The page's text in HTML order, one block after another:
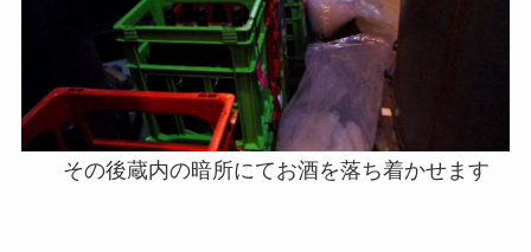
その後蔵内の暗所にてお酒を落ち着かせます